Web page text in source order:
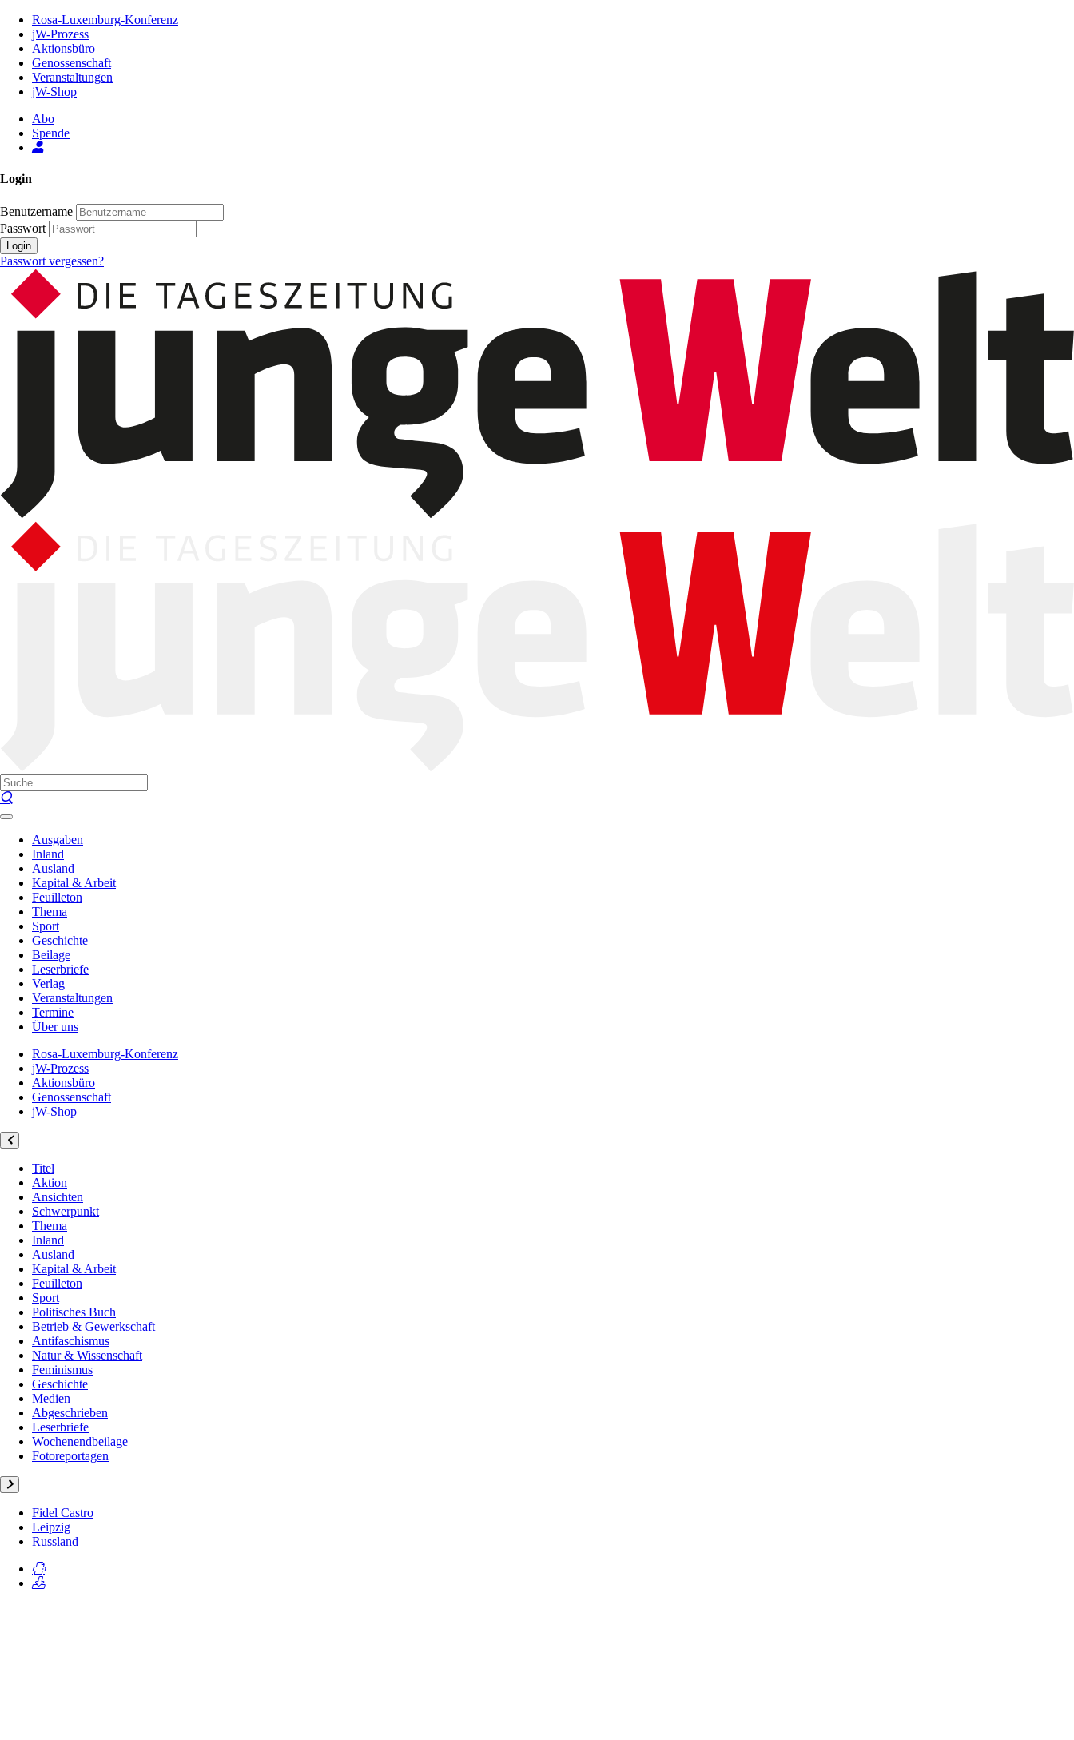
Inhalt
Seite
Rosa-Luxemburg-Konferenz
jW-Prozess
Aktionsbüro
Genossenschaft
Veranstaltungen
jW-Shop
Abo
Spende
Login
Benutzername
Passwort
Login
Passwort vergessen?
Ausgaben
Inland
Ausland
Kapital & Arbeit
Feuilleton
Thema
Sport
Geschichte
Beilage
Leserbriefe
Verlag
Veranstaltungen
Termine
Über uns
Rosa-Luxemburg-Konferenz
jW-Prozess
Aktionsbüro
Genossenschaft
jW-Shop
Titel
Aktion
Ansichten
Schwerpunkt
Thema
Inland
Ausland
Kapital & Arbeit
Feuilleton
Sport
Politisches Buch
Betrieb & Gewerkschaft
Antifaschismus
Natur & Wissenschaft
Feminismus
Geschichte
Medien
Abgeschrieben
Leserbriefe
Wochenendbeilage
Fotoreportagen
Fidel Castro
Leipzig
Russland